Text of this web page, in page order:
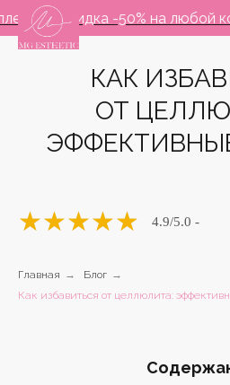
Скидка -50% на любой
КАК ИЗБАВИТЬСЯ
ОТ ЦЕЛЛЮЛИТА:
ЭФФЕКТИВНЫЕ
★★★★★ 4.9/5.0 -
Главная → Блог →
Как избавиться от целлюлита: